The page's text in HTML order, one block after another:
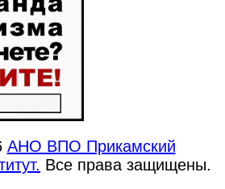
АНО ВПО Прикамский
Все права защищены.